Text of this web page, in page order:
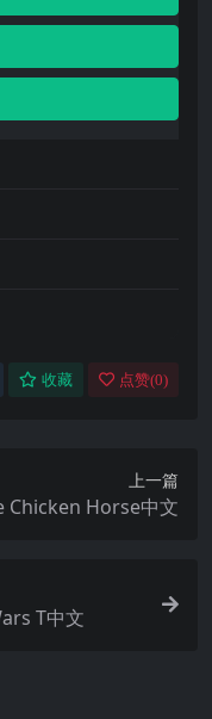
收藏 点赞(0)
上一篇
Horse中文
T中文